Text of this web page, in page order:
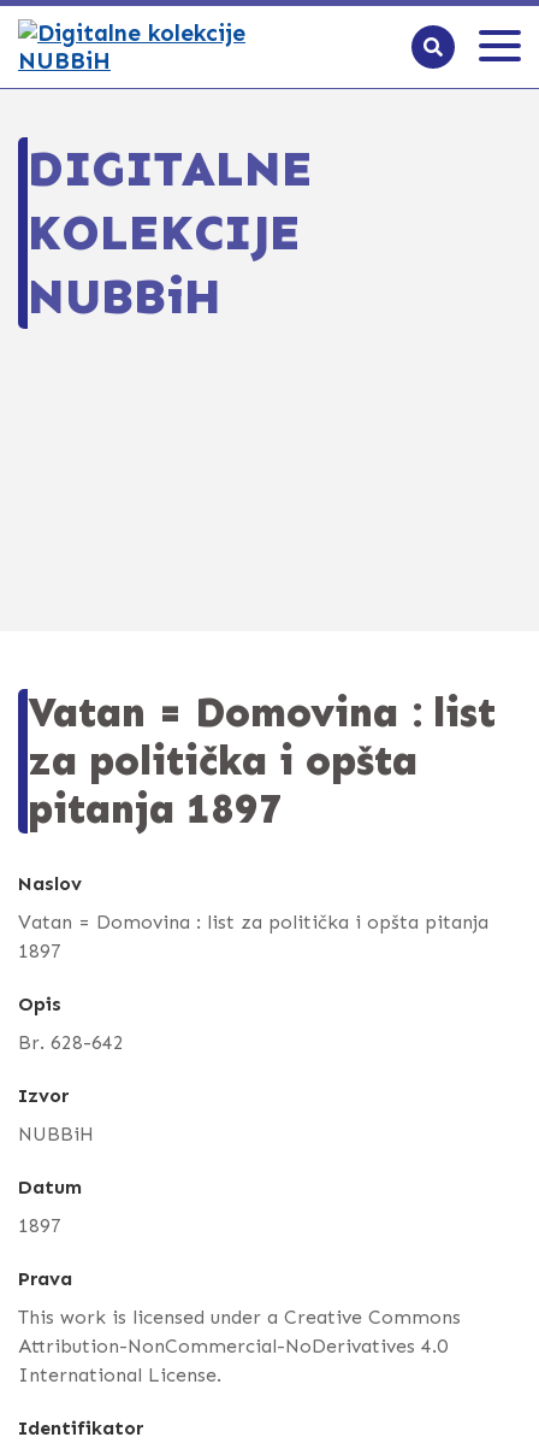
DIGITALNE
KOLEKCIJE
NUBBiH
Vatan = Domovina : list
za politička i opšta
pitanja 1897
Naslov
Vatan = Domovina : list za politička i opšta pitanja
1897
Opis
Br. 628-642
Izvor
NUBBiH
Datum
1897
Prava
This work is licensed under a Creative Commons
Attribution-NonCommercial-NoDerivatives 4.0
International License.
Identifikator